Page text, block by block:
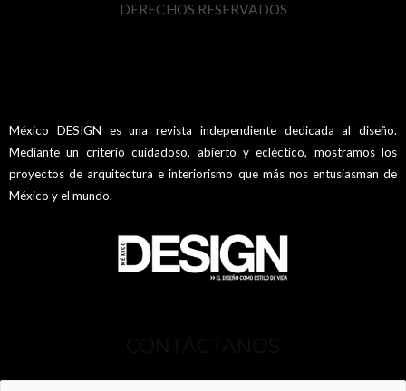
DERECHOS RESERVADOS
México DESIGN es una revista independiente dedicada al diseño.
Mediante un criterio cuidadoso, abierto y ecléctico, mostramos los
proyectos de arquitectura e interiorismo que más nos entusiasman de
México y el mundo.
CONTÁCTANOS